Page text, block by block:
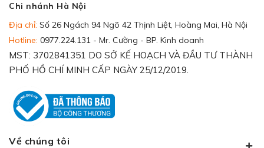
Chi nhánh Hà Nội
Địa chỉ: Số 26 Ngách 94 Ngõ 42 Thịnh Liệt, Hoàng Mai, Hà Nội
Hotline: 0977.224.131 - Mr. Cường - BP. Kinh doanh
MST: 3702841351 DO SỞ KẾ HOẠCH VÀ ĐẦU TƯ THÀNH
PHỐ HỒ CHÍ MINH CẤP NGÀY 25/12/2019.
Về chúng tôi